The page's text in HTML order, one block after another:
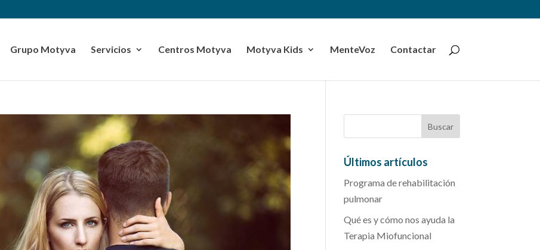
Grupo Motyva Servicios Centros Motyva Motyva Kids MenteVoz Contactar
Últimos artículos
Programa de rehabilitación
pulmonar
Qué es y cómo nos ayuda la
Terapia Miofuncional